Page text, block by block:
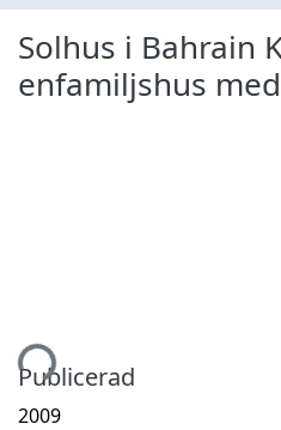
Solhus i Bahrain
enfamiljshus
Publicerad
2009